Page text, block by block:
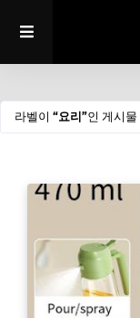
라벨이 요리 인 게시물